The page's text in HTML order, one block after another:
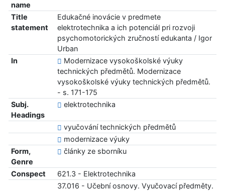
name
Title
statement
Edukačné inovácie v predmete
elektrotechnika a ich potenciál pri rozvoji
psychomotorických zručností edukanta / Igor
Urban
In
Modernizace vysokoškolské výuky
technických předmětů. Modernizace
vysokoškolské výuky technických předmětů.
- s. 171-175
Subj.
Headings
elektrotechnika
vyučování technických předmětů
modernizace výuky
Form,
Genre
články ze sborníku
Conspect
621.3 - Elektrotechnika
37.016 - Učební osnovy. Vyučovací předměty.